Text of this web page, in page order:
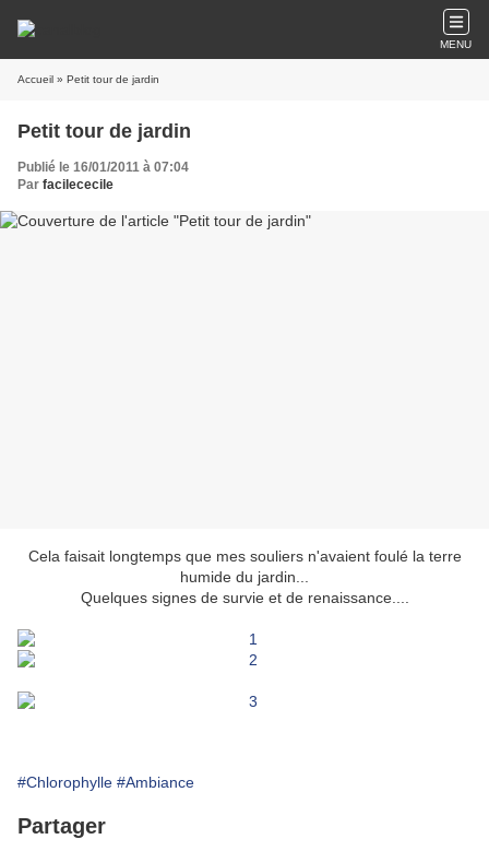
MENU
Accueil » Petit tour de jardin
Petit tour de jardin
Publié le 16/01/2011 à 07:04
Par facilececile
Cela faisait longtemps que mes souliers n'avaient foulé la terre
humide du jardin...
Quelques signes de survie et de renaissance....
#Chlorophylle #Ambiance
Partager